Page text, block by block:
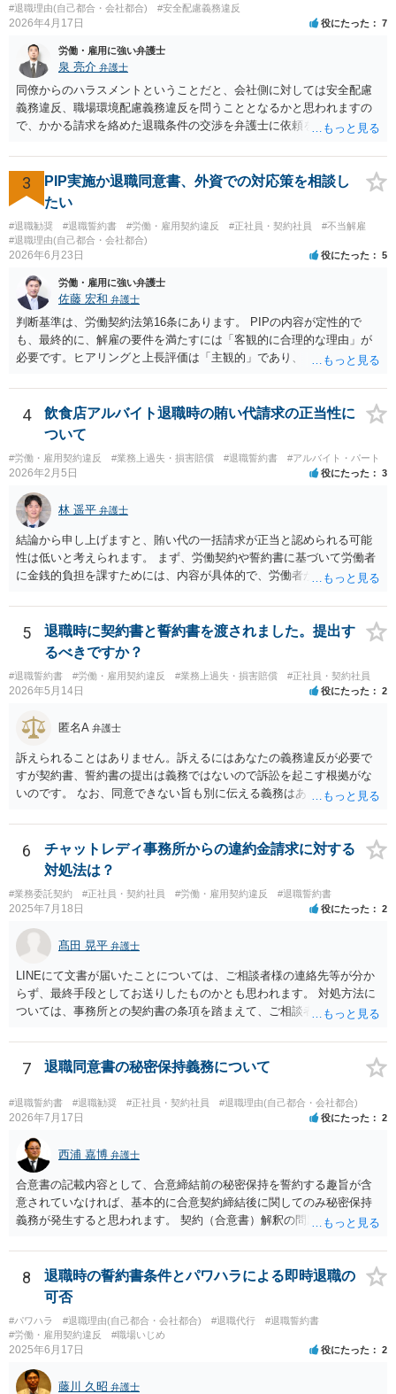
#退職理由(自己都合・会社都合)
#安全配慮義務違反
2026年4月17日 役にたった 7
労働・雇用に強い弁護士
泉 亮介 弁護士
同僚からのハラスメントということだと、会社側に対しては安全配慮
義務違反、職場環境配慮義務違反を問うこととなるかと思われますの
で、かかる請求を絡めた退職条件の交渉を弁護士に依頼をされた方が
くなり全て弁護士が窓口となるため精神的な負担も軽くなるでしょ
う。
3
PIP実施か退職同意書、外資での対応策を相談し
たい
#退職勧奨 #退職誓約書 #労働・雇用契約違反 #正社員・契約社員
#不当解雇
#退職理由(自己都合・会社都合)
2026年6月23日 役にたった 5
労働・雇用に強い弁護士
佐藤 宏和 弁護士
判断基準は、労働契約法第16条にあります。 PIPの内容が定性的で
も、最終的に、解雇の要件を満たすには「客観的に合理的な理由」が
必要です。ヒアリングと上長評価は「主観的」であり、「客観的に合
利に使うのは難しいです。ですから、これを達成しなければ退職す
る、賃金減額を受け入れる、などの条件が自動的に発動されるもので
ない限り、PIPの定性評価が即解雇につながる可能性は高くなく、今回
のPIP自体をさほど恐れる必要はないと思います。 外資系企業は、PIP
をやれば退職させられると考えているケースが多いですが、PIPをやっ
ても、やらなくても、結局は労働契約法第16条の要件を満たさない限
り解雇はできないので、PIPは説得材料に用いられるにすぎず、結局は
パッケージの額と労働者の退職意思で決まるのです。IBM事件、ブル
ームバーグ事件など、有名な外資系企業での解雇事件の裁判例で、PIP
後の解雇が無効とされた例は珍しくありません。 他方、期限までにパ
ッケージを受け入れないと内容がダウンするというのは、会社側が一
般的に使うロジックです。そうしないと労働者側がいつまでも受諾を
延期しかねないからです。しかし、会社側はパッケージの金額を下げ
れば労働者が退職を拒む方向に働き、雇用継続しなければいけなくな
るので、ダウンするというロジックを本音ではなく駆け引きで使用し
ている可能性が高いです。４か月というのは、一般的な初回提示とし
ては低すぎず、高すぎずという水準ですので、本音ではこれで最終決
着したいと考えている可能性が高いと思います。 ではどうすればいい
た弁護士に大急ぎで評価してもらい、仮に労働審判に持ち込んだ場合
な資料を提供すれば、①過去のパフォーマンスがかなり悪いので４か
月なら十分、②過去のパフォーマンスに目立った落ち度はないので４
か月は少なすぎる、③過去のパフォーマンスはそれなりに落ち度があ
①ならパッケージ受諾、②ならしっかり交渉、③なら微妙な判断、と
いうところでしょう。
4
飲食店アルバイト退職時の賄い代請求の正当性に
ついて
#労働・雇用契約違反 #業務上過失・損害賠償 #退職誓約書 #アルバイト・パート
2026年2月5日 役にたった 3
林 遥平 弁護士
結論から申し上げますと、賄い代の一括請求が正当と認められる可能
性は低いと考えられます。 まず、労働契約や誓約書に基づいて労働者
に金銭的負担を課すためには、内容が具体的で、労働者が事前に十分
り、賄い1回あたりの金額が事前に明示されておらず、「現物支給品」
の具体的内容や返還方法について説明がなく、給与明細にも賄い代や
現物支給としての記載がないといった点があり、どのような義務が生
じるのかが不明確です。このような条項を根拠に、退職時にまとめて
賄い代を請求することは、契約として有効とは言い難いと思います。
また、賄いが日常的に提供されていた場合、それは福利厚生の一環や
労務提供に付随する便宜と評価されるように思います。
5
退職時に契約書と誓約書を渡されました。提出す
るべきですか？
#退職誓約書 #労働・雇用契約違反 #業務上過失・損害賠償 #正社員・契約社員
2026年5月14日 役にたった 2
匿名A 弁護士
訴えられることはありません。訴えるにはあなたの義務違反が必要で
すが契約書、誓約書の提出は義務ではないので訴訟を起こす根拠がな
いのです。 なお、同意できない旨も別に伝える義務はありません（伝
ら労基に相談すれば十分と思います。 電話に出ると話の流れで上手く
提出する方向に話をもっていかれるかもしれないので電話も出ないこ
とを勧めます。
6
チャットレディ事務所からの違約金請求に対する
対処法は？
#業務委託契約 #正社員・契約社員 #労働・雇用契約違反 #退職誓約書
2025年7月18日 役にたった 2
髙田 晃平 弁護士
LINEにて文書が届いたことについては、ご相談者様の連絡先等が分か
らず、最終手段としてお送りしたものかとも思われます。 対処方法に
ついては、事務所との契約書の条項を踏まえて、ご相談者様個人で交
ますと、本人での交渉は難儀する可能性があるかと考えられます。 解
決につながるかというところですが、例えば、民事調停で話合いを行
い、調停委員を通じて相手方を説得してもらうという方法も考えられ
ます。
7 退職同意書の秘密保持義務について
#退職誓約書 #退職勧奨 #正社員・契約社員 #退職理由(自己都合・会社都合)
2026年7月17日 役にたった 2
西浦 嘉博 弁護士
合意書の記載内容として、合意締結前の秘密保持を誓約する趣旨が含
意されていなければ、基本的に合意契約締結後に関してのみ秘密保持
義務が発生すると思われます。 契約（合意書）解釈の問題ですので、
場合、最寄りの法律事務所で相談されることを検討ください。
8
退職時の誓約書条件とパワハラによる即時退職の
可否
#パワハラ #退職理由(自己都合・会社都合) #退職代行
#退職誓約書
#労働・雇用契約違反
#職場いじめ
2025年6月17日 役にたった 2
藤川 久昭 弁護士